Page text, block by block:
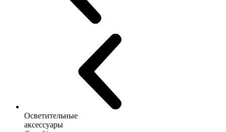
Осветительные
аксессуары